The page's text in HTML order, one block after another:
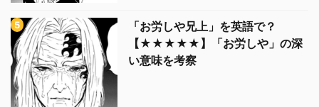
「お労しや兄上」を英語で？
【★★★★★】「お労しや」の深
い意味を考察